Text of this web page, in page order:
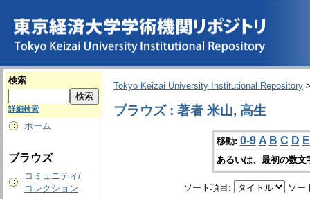
検索
詳細検索
ホーム
ブラウズ
コミュニティ/
コレクション
Tokyo Keizai University Institutional Repository
ブラウズ : 著者 米山, 高生
移動: 0-9 A B C D E
あるいは、最初の数
ソート項目: ソー